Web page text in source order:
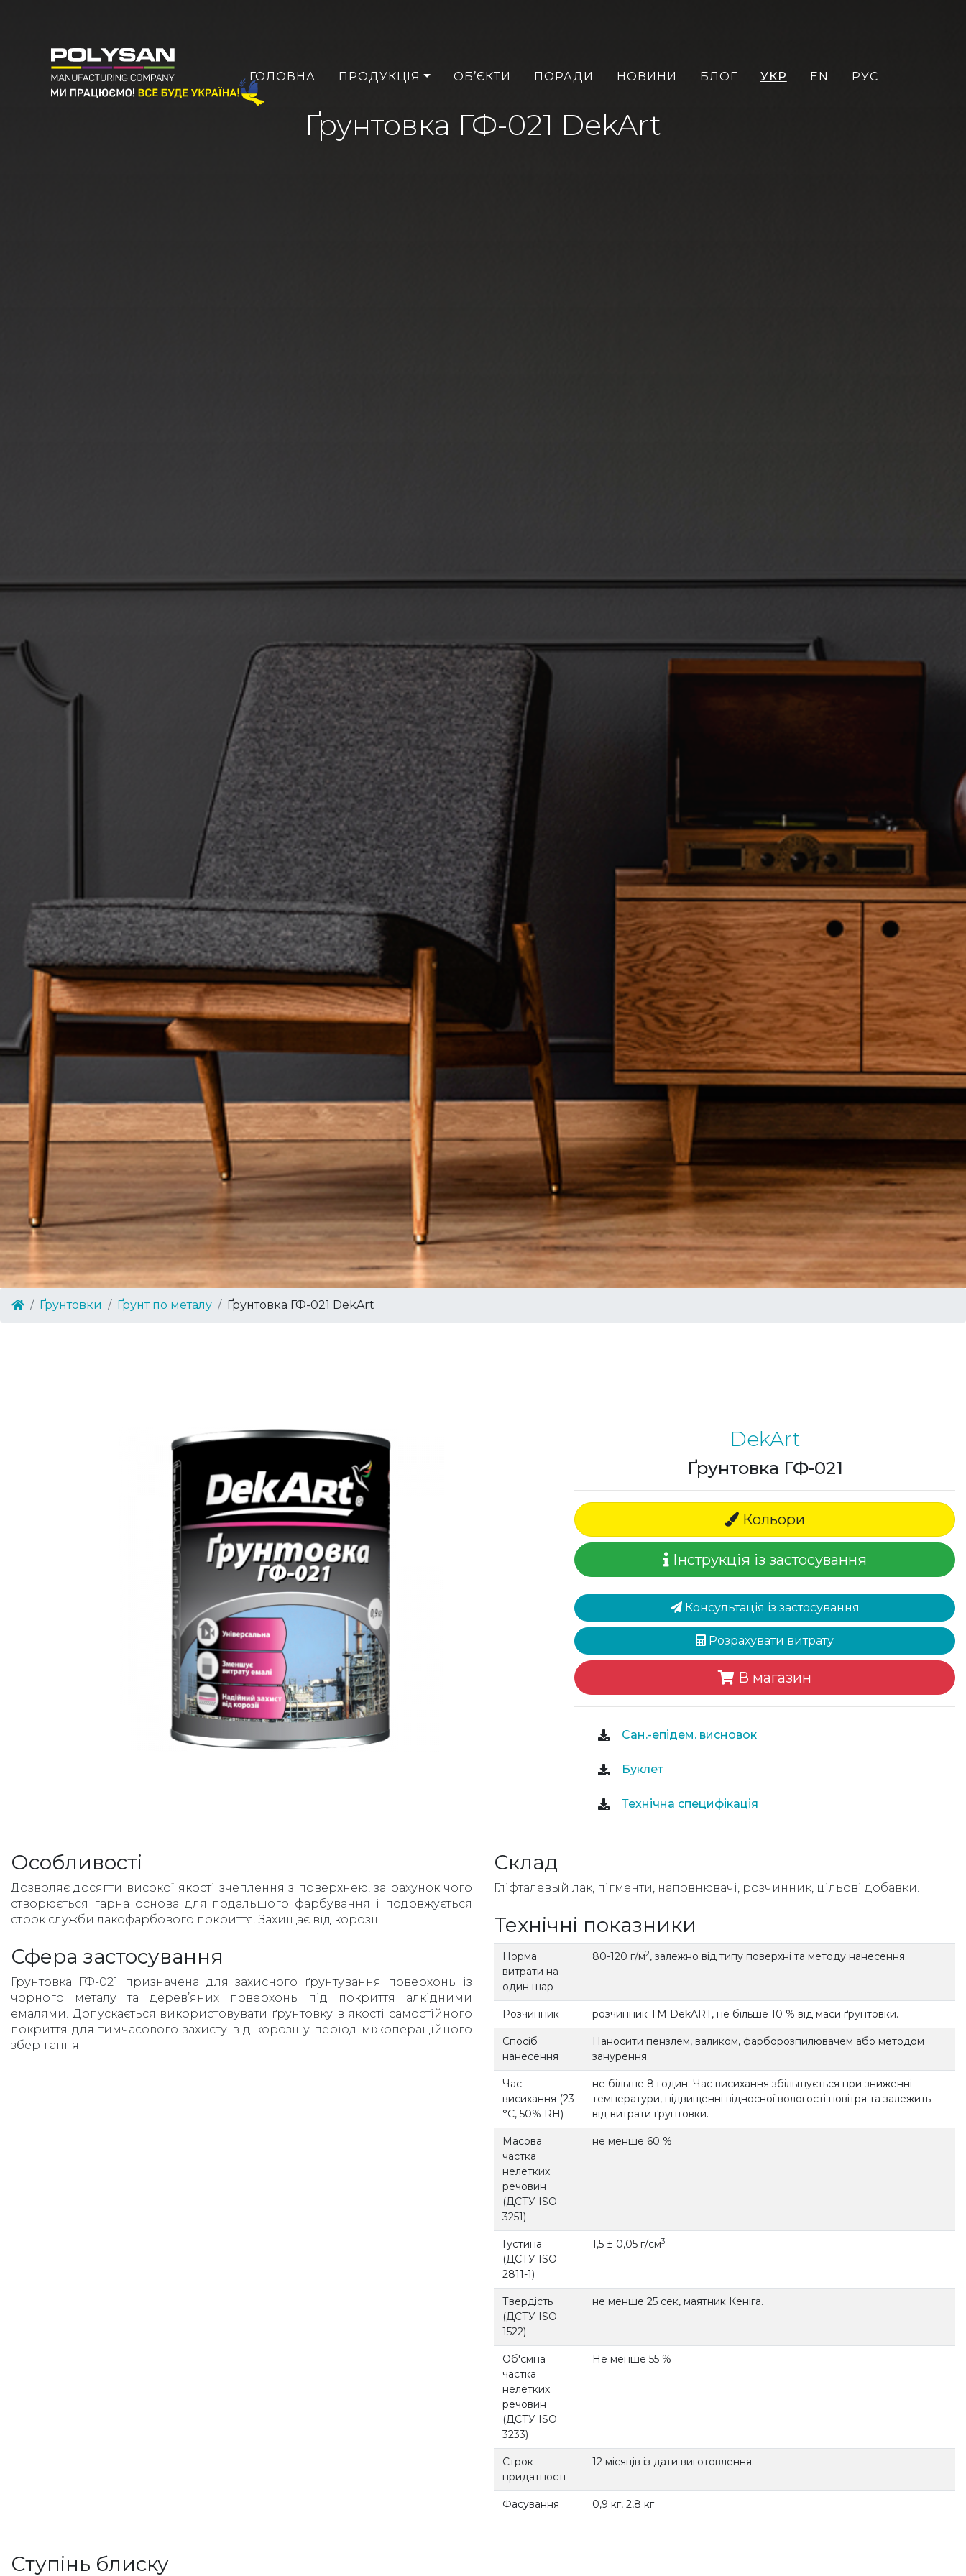
ГОЛОВНА ПРОДУКЦІЯ ОБ’ЄКТИ ПОРАДИ НОВИНИ БЛОГ УКР EN РУС
Ґрунтовка ГФ-021 DekArt
Ґрунтовки Ґрунт по металу Ґрунтовка ГФ-021 DekArt
DekArt
Ґрунтовка ГФ-021
Кольори
Інструкція із застосування
Консультація із застосування
Розрахувати витрату
В магазин
Сан.-епідем. висновок
Буклет
Технічна специфікація
Особливості
Дозволяє досягти високої якості зчеплення з поверхнею, за рахунок чого
створюється гарна основа для подальшого фарбування і подовжується
строк служби лакофарбового покриття. Захищає від корозії.
Сфера застосування
Ґрунтовка ГФ-021 призначена для захисного ґрунтування поверхонь із
чорного металу та дерев’яних поверхонь під покриття алкідними
емалями. Допускається використовувати ґрунтовку в якості самостійного
покриття для тимчасового захисту від корозії у період міжопераційного
зберігання.
Склад
Гліфталевый лак, пігменти, наповнювачі, розчинник, цільові добавки.
Технічні показники
Норма
витрати на
один шар
80-120 г/м2, залежно від типу поверхні та методу нанесення.
Розчинник розчинник ТМ DekART, не більше 10 % від маси ґрунтовки.
Спосіб
нанесення
Наносити пензлем, валиком, фарборозпилювачем або методом
занурення.
Час
висихання (23
°С, 50% RH)
не більше 8 годин. Час висихання збільшується при зниженні
температури, підвищенні відносної вологості повітря та залежить
від витрати ґрунтовки.
Масова
частка
нелетких
речовин
(ДСТУ ISO
3251)
не менше 60 %
Густина
(ДСТУ ISO
2811-1)
1,5 ± 0,05 г/см3
Твердість
(ДСТУ ISO
1522)
не менше 25 сек, маятник Кеніга.
Об'ємна
частка
нелетких
речовин
(ДСТУ ISO
3233)
Не менше 55 %
Строк
придатності
12 місяців із дати виготовлення.
Фасування 0,9 кг, 2,8 кг
Ступінь блиску